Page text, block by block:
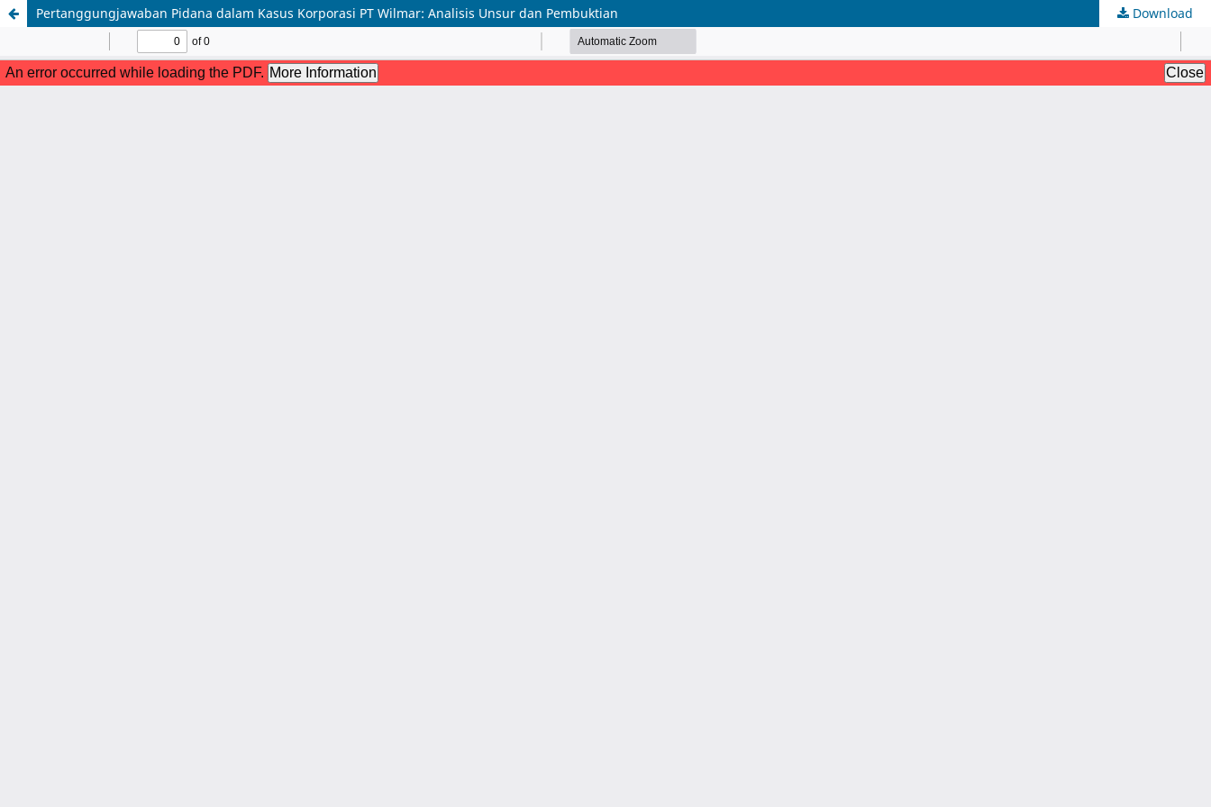
Pertanggungjawaban Pidana dalam Kasus Korporasi PT Wilmar: Analisis Unsur dan Pembuktian Download